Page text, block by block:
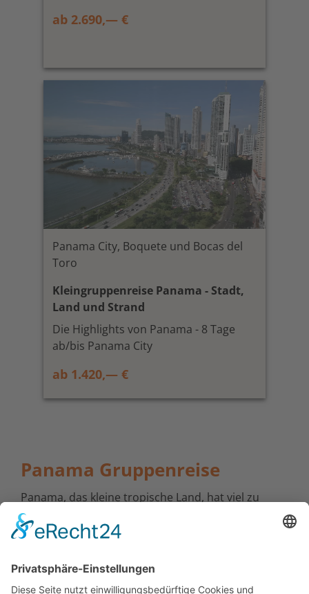
ab 2.690,— €
Panama City, Boquete und Bocas del
Toro
Kleingruppenreise Panama - Stadt,
Land und Strand
Die Highlights von Panama - 8 Tage
ab/bis Panama City
ab 1.420,— €
Panama Gruppenreise
Panama, das kleine tropische Land, hat viel zu
bieten. 10 km hinter Panama-Stadt beginnt der
Dschungel, ungeahnte Kontraste sind hier
Auch die Inselwelten um Bocas del Toro und die